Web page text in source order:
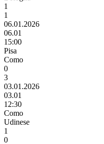
1
1
06.01.2026
06.01
15:00
Pisa
Como
0
3
03.01.2026
03.01
12:30
Como
Udinese
1
0